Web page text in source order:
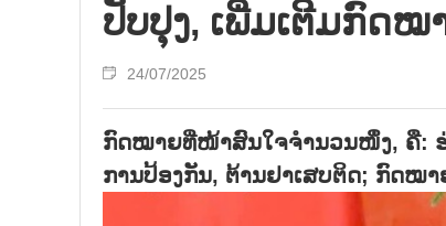
ປັບປຸງ, ເພີ່ມເຕີມກົດໝ
24/07/2025
ກົດໝາຍທີ່ໜ້າສົນໃຈຈຳນວນໜຶ່ງ, ຄື:
ການປ້ອງກັນ, ຕ້ານຢາເສບຕິດ; ກົດໝ